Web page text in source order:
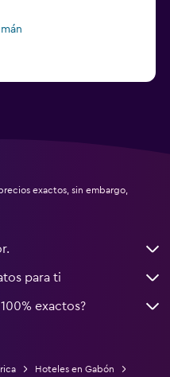
exactos, sin embargo,
para ti
exactos?
Hoteles en Gabón